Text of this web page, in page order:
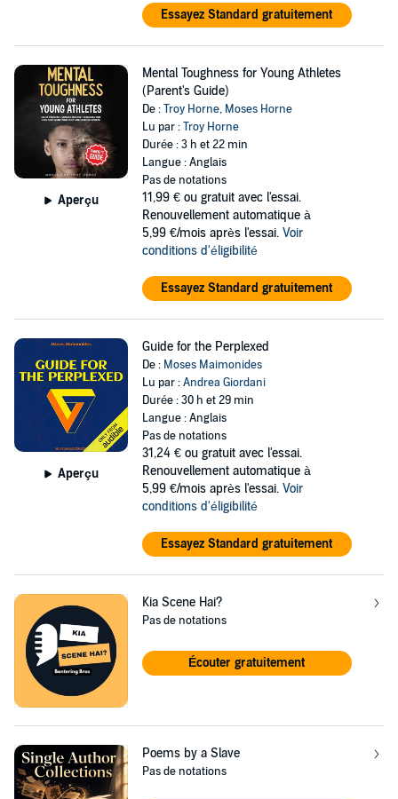
Essayez Standard gratuitement
Aperçu
Mental Toughness for Young Athletes
(Parent's Guide)
De :Troy Horne, Moses Horne
Lu par :Troy Horne
Durée : 3 h et 22 min
Langue : Anglais
Pas de notations
11,99 € ou gratuit avec l'essai.
Renouvellement automatique à
5,99 €/mois après l'essai. Voir
conditions d'éligibilité
Essayez Standard gratuitement
Aperçu
Guide for the Perplexed
De : Moses Maimonides
Lu par :Andrea Giordani
Durée : 30 h et 29 min
Langue : Anglais
Pas de notations
31,24 € ou gratuit avec l'essai.
Renouvellement automatique à
5,99 €/mois après l'essai. Voir
conditions d'éligibilité
Essayez Standard gratuitement
Kia Scene Hai?
Pas de notations
Écouter gratuitement
Poems by a Slave
Pas de notations